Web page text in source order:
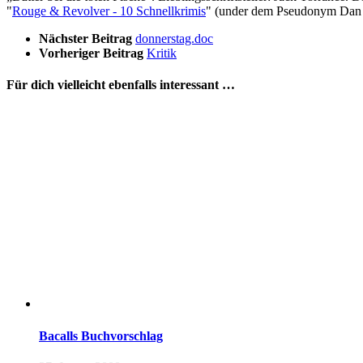
"Rouge & Revolver - 10 Schnellkrimis" (under dem Pseudonym
Nächster Beitrag donnerstag.doc
Vorheriger Beitrag Kritik
Für dich vielleicht ebenfalls interessant …
Bacalls Buchvorschlag